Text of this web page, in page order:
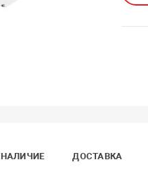
НАЛИЧИЕ ДОСТАВКА